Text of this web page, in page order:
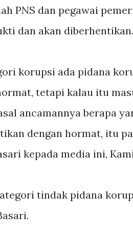
PNS dan pegawai
dan akan diberhentikan.
korupsi ada pidana
tetapi kalau itu
ancamannya berapa
dengan hormat, itu
kepada media ini,
tindak pidana